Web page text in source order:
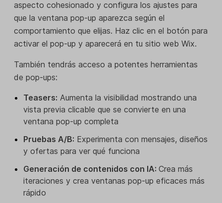
aspecto cohesionado y configura los ajustes para
que la ventana pop-up aparezca según el
comportamiento que elijas. Haz clic en el botón para
activar el pop-up y aparecerá en tu sitio web Wix.
También tendrás acceso a potentes herramientas
de pop-ups:
Teasers: Aumenta la visibilidad mostrando una
vista previa clicable que se convierte en una
ventana pop-up completa
Pruebas A/B: Experimenta con mensajes, diseños
y ofertas para ver qué funciona
Generación de contenidos con IA:Crea más
iteraciones y crea ventanas pop-up eficaces más
rápido